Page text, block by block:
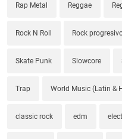
Rap Metal Reggae
Rock N Roll Rock
Skate Punk Slowcore
Trap World Music (Latin &
classic rock edm